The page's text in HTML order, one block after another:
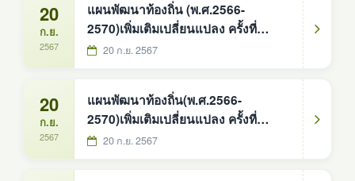
20
ก.ย.
2567
แผนพัฒนาท้องถิ่น (พ.ศ.2566-
2570)เพิ่มเติมเปลี่ยนแปลง ครั้งที่
3/256720 ก.ย. 2567
20
ก.ย.
2567
แผนพัฒนาท้องถิ่น(พ.ศ.2566-
2570)เพิ่มเติมเปลี่ยนแปลง ครั้งที่
4/256720 ก.ย. 2567